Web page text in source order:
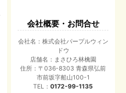
会社概要・お問合せ
会社名：株式会社パープルウィン
ドウ
店舗名：まさひろ林檎園
住所：〒036-8303 青森県弘前
市前坂字船山100-1
TEL：0172-99-1135